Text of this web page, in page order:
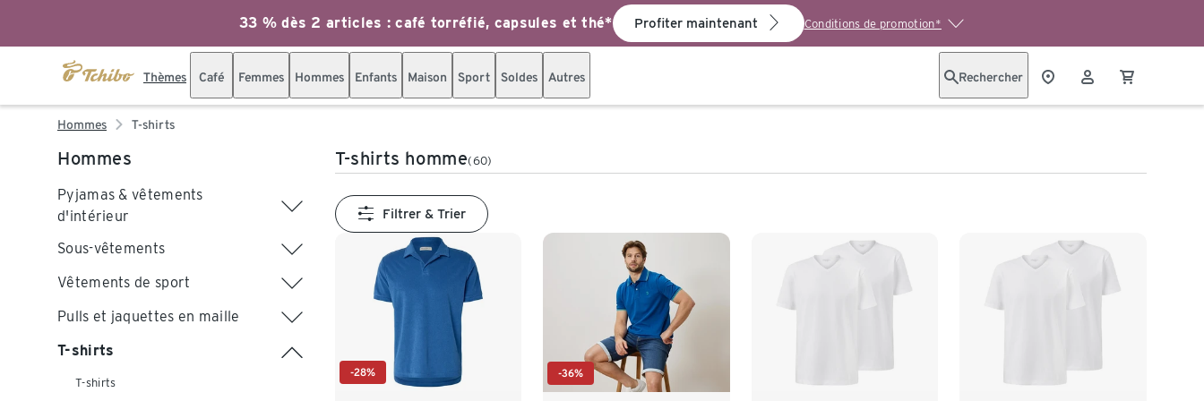
33 % dès 2 articles : café torréfié, capsules et thé* Profiter maintenant Conditions de promotion*
Thèmes Café Femmes Hommes Enfants Maison Sport Soldes Autres Rechercher
Hommes T-shirts
Hommes
Pyjamas & vêtements
d'intérieur
Sous-vêtements
Vêtements de sport
Pulls et jaquettes en maille
T-shirts
T-shirts
T-shirts homme(60)
Filtrer & Trier
-28% -36%